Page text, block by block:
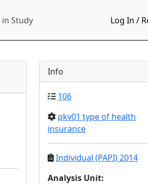
in Study Log In /
Info
106
pkv01 type of health
insurance
Individual (PAPI) 2014
Analysis Unit: